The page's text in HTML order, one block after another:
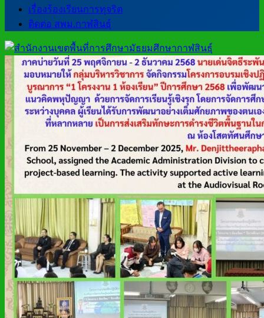
เรื่องร้องเรียนการทุจริต
ติดต่อ สพม.กาฬสินธุ์